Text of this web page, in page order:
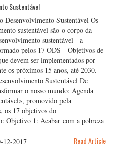
Sustentável
Sustentável Os
sustentável são o corpo da
sustentável - a
pelos 17 ODS - Objetivos de
devem ser implementados por
os próximos 15 anos, até 2030.
Sustentável De
o nosso mundo: Agenda
promovido pela
os 17 objetivos do
Objetivo 1: Acabar com a pobreza
12-2017 Read Article